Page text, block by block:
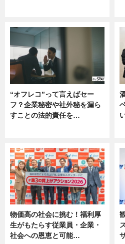
“オフレコ”って言えばセー
フ？企業秘密や社外秘を漏ら
すことの法的責任を…
物価高の社会に挑む！福利厚
生がもたらす従業員・企業・
社会への恩恵と可能…